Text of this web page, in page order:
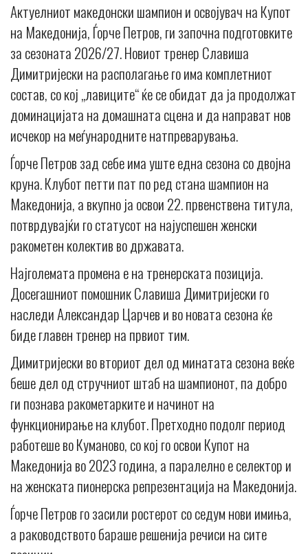
Актуелниот македонски шампион и освојувач на Купот
на Македонија, Ѓорче Петров, ги започна подготовките
за сезоната 2026/27. Новиот тренер Славиша
Димитријески на располагање го има комплетниот
состав, со кој „лавиците“ ќе се обидат да ја продолжат
доминацијата на домашната сцена и да направат нов
исчекор на меѓународните натпреварувања.
Ѓорче Петров зад себе има уште една сезона со двојна
круна. Клубот петти пат по ред стана шампион на
Македонија, а вкупно ја освои 22. првенствена титула,
потврдувајќи го статусот на најуспешен женски
ракометен колектив во државата.
Најголемата промена е на тренерската позиција.
Досегашниот помошник Славиша Димитријески го
наследи Александар Царчев и во новата сезона ќе
биде главен тренер на првиот тим.
Димитријески во вториот дел од минатата сезона веќе
беше дел од стручниот штаб на шампионот, па добро
ги познава ракометарките и начинот на
функционирање на клубот. Претходно подолг период
работеше во Куманово, со кој го освои Купот на
Македонија во 2023 година, а паралелно е селектор и
на женската пионерска репрезентација на Македонија.
Ѓорче Петров го засили ростерот со седум нови имиња,
а раководството бараше решенија речиси на сите